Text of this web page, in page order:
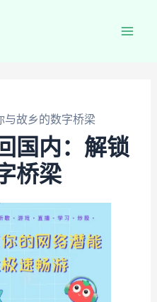
与故乡的数字桥梁
国内：解锁
桥梁